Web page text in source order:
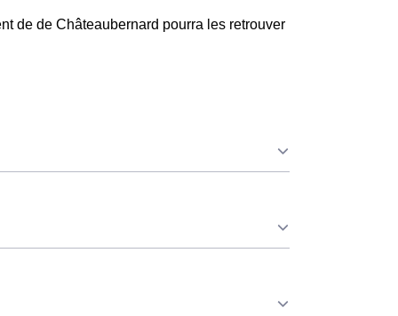
de de Châteaubernard pourra les retrouver